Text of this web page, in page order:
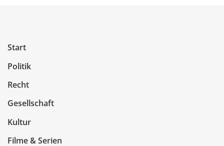
Start
Politik
Recht
Gesellschaft
Kultur
Filme & Serien